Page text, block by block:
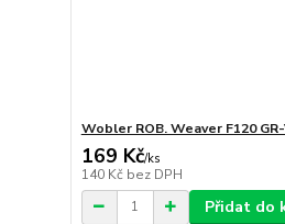
Wobler ROB. Weaver F120
169 Kč/ks
140 Kč bez DPH
Přidat do